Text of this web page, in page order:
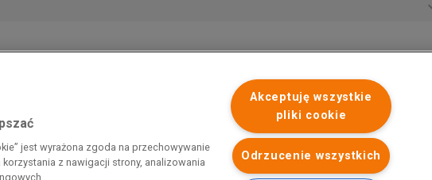
i energii elektrycznej w 2023 r.”. Przedsiębiorca uzyskał
„Pomoc dla sektorów energochłonnych związana z nagłymi
jest wyrażona zgoda na przechowywanie
z nawigacji strony, analizowania
Akceptuję wszystkie
pliki cookie
Odrzucenie wszystkich